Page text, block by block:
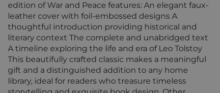
edition of War and Peace features: An elegant faux-
leather cover with foil-embossed designs A
thoughtful introduction providing historical and
literary context The complete and unabridged text
A timeline exploring the life and era of Leo Tolstoy
This beautifully crafted classic makes a meaningful
gift and a distinguished addition to any home
library, ideal for readers who treasure timeless